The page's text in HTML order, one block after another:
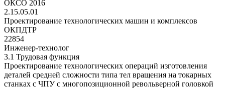
ОКСО 2016
2.15.05.01
Проектирование технологических машин и комплексов
ОКПДТР
22854
Инженер-технолог
3.1 Трудовая функция
Проектирование технологических операций изготовления
деталей средней сложности типа тел вращения на токарных
станках с ЧПУ с многопозиционной револьверной головкой